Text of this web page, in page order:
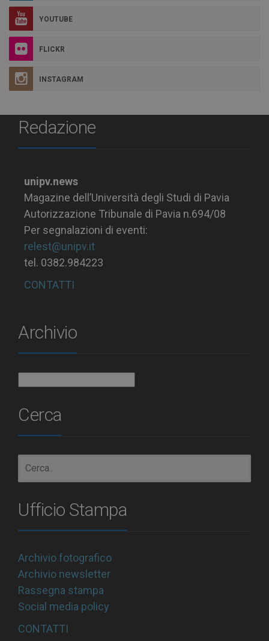
YOUTUBE
FLICKR
INSTAGRAM
Redazione
unipv.news
Magazine dell’Università degli Studi di Pavia
Autorizzazione Tribunale di Pavia n.694/08
Per segnalazioni di eventi:
relest@unipv.it
tel. 0382.984223
CONTATTI
Archivio
Cerca
Ufficio Stampa
Archivio fotografico
Archivio newsletter
Rassegna stampa
Social media policy
CONTATTI